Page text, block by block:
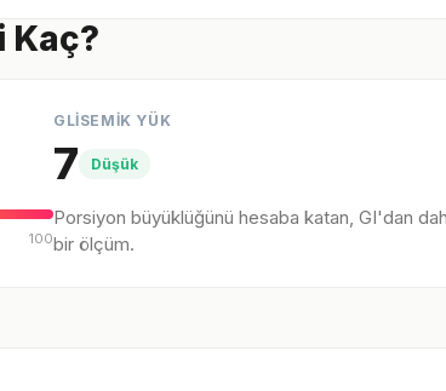
Kaç?
100
GLİSEMİK YÜK
7 Düşük
Porsiyon büyüklüğünü hesaba katan, GI'dan
bir ölçüm.